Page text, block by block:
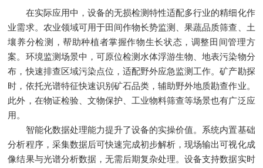
在实际应用中，设备的无损检测特性适配多行业的精细化作
业需求。农业领域可用于田间作物长势监测、果蔬品质筛查、土
壤养分检测，帮助种植者掌握作物生长状态，调整田间管理方
案。环境监测场景中，可原位检测水体浮游生物、地表污染物分
布，快速排查区域污染点位，适配野外应急监测工作。矿产勘探
时，依托光谱特征快速识别矿石品类，辅助野外地质勘查作业。
此外，在物证检验、文物保护、工业物料筛查等场景也有广泛应
用。
智能化数据处理能力提升了设备的实操价值。系统内置基础
分析程序，采集数据后可快速完成初步解析，现场输出可视化成
像结果与光谱分析数据，无需后期复杂处理。设备支持数据实时